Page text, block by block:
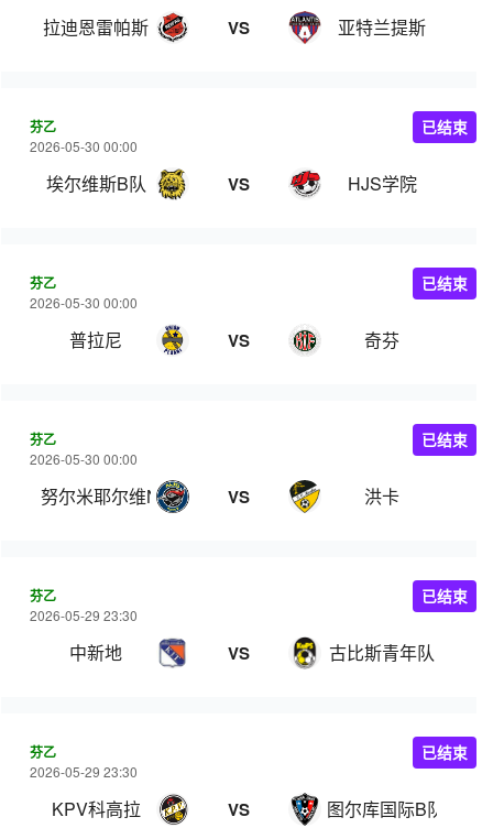
拉迪恩雷帕斯 VS 亚特兰提斯
芬乙
2026-05-30 00:00
埃尔维斯B队 VS HJS学院
已结束
芬乙
2026-05-30 00:00
普拉尼 VS 奇芬
已结束
芬乙
2026-05-30 00:00
努尔米耶尔维NJS VS 洪卡
已结束
芬乙
2026-05-29 23:30
中新地 VS 古比斯青年队
已结束
芬乙
2026-05-29 23:30
KPV科高拉 VS 图尔库国际B队
已结束